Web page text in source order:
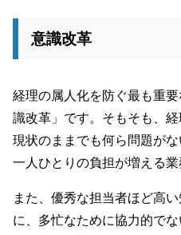
意識改革
経理の属人化を防ぐ最も重
識改革」です。そもそも、
現状のままでも何ら問題が
一人ひとりの負担が増える業
また、優秀な担当者ほど高
に、多忙なために協力的で